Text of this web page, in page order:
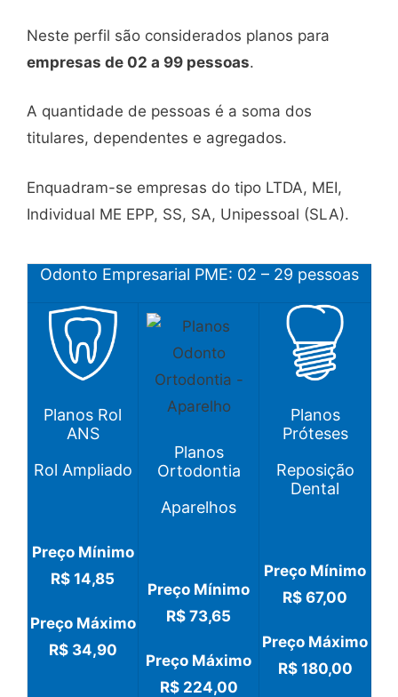
Neste perfil são considerados planos para
empresas de 02 a 99 pessoas.
A quantidade de pessoas é a soma dos
titulares, dependentes e agregados.
Enquadram-se empresas do tipo LTDA, MEI,
Individual ME EPP, SS, SA, Unipessoal (SLA).
Odonto Empresarial PME: 02 – 29 pessoas
Planos Rol
ANS
Rol Ampliado
Preço Mínimo
R$ 14,85
Preço Máximo
R$ 34,90
Planos
Ortodontia
Aparelhos
Preço Mínimo
R$ 73,65
Preço Máximo
R$ 224,00
Planos
Próteses
Reposição
Dental
Preço Mínimo
R$ 67,00
Preço Máximo
R$ 180,00